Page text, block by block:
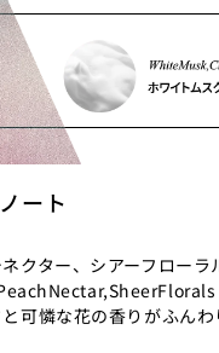
ート
クター、シアーフローラ
可憐な花の香りがふんわ